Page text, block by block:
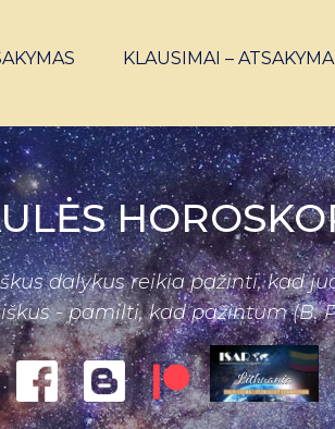
KLAUSIMAI –
dalykus reikia pažinti, kad
- pamilti, kad pažintum (B.